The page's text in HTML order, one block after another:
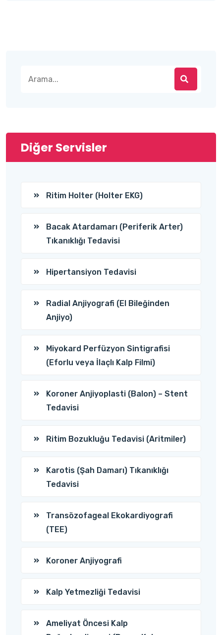
Diğer Servisler
Ritim Holter (Holter EKG)
Bacak Atardamarı (Periferik Arter)
Tıkanıklığı Tedavisi
Hipertansiyon Tedavisi
Radial Anjiyografi (El Bileğinden
Anjiyo)
Miyokard Perfüzyon Sintigrafisi
(Eforlu veya İlaçlı Kalp Filmi)
Koroner Anjiyoplasti (Balon) – Stent
Tedavisi
Ritim Bozukluğu Tedavisi (Aritmiler)
Karotis (Şah Damarı) Tıkanıklığı
Tedavisi
Transözofageal Ekokardiyografi
(TEE)
Koroner Anjiyografi
Kalp Yetmezliği Tedavisi
Ameliyat Öncesi Kalp